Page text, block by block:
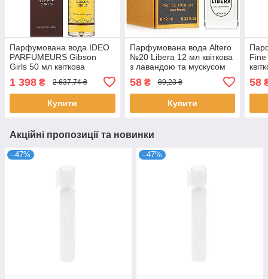
Парфумована вода IDEO
PARFUMEURS Gibson
Girls 50 мл квіткова
нішева з нотами персика
Ідео
1 398 ₴ 2 637,74 ₴
Купити
Парфумована вода Altero
№20 Libera 12 мл квіткова
з лавандою та мускусом
58₴ 89,23 ₴
Купити
Fine
58
Акційні пропозиції та новинки
–47% –47%